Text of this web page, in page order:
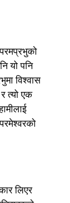
यो पनि
विश्वास
त्यो एक
लिएर